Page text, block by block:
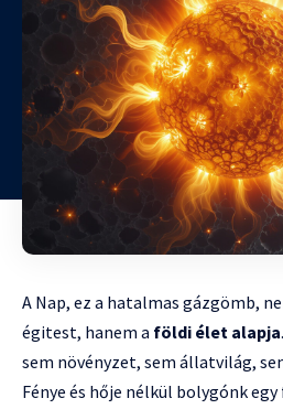
A Nap, ez a hatalmas gázgömb,
égitest, hanem a földi élet alapja
sem növényzet, sem állatvilág,
Fénye és hője nélkül bolygónk